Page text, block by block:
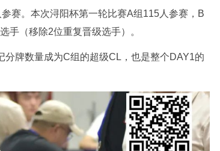
赛。本次浔阳杯第一轮比赛A组115人参赛，B
手（移除2位重复晋级选手）。
牌数量成为C组的超级CL，也是整个DAY1的